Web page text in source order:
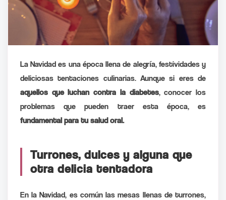
La Navidad es una época llena de alegría, festividades y
deliciosas tentaciones culinarias. Aunque si eres de
aquellos que luchan contra la diabetes, conocer los
problemas que pueden traer esta época, es
fundamental para tu salud oral.
Turrones, dulces y alguna que
otra delicia tentadora
En la Navidad, es común las mesas llenas de turrones,